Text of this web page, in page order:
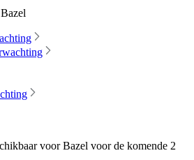
voor Bazel voor de komende 2